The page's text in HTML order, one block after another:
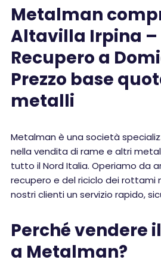
Metalman
Altavilla Irpina –
Recupero a
Prezzo base
metalli
Metalman è una società
nella vendita di rame e altri
tutto il Nord Italia. Operiamo da
recupero e del riciclo dei rottami
nostri clienti un servizio rapido,
Perché vendere
a Metalman?